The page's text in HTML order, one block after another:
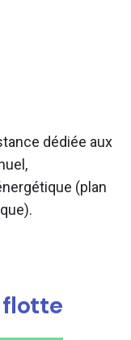
dédiée aux
(plan
flotte